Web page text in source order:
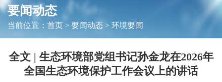
要闻动态
当前位置： 首页> 要闻动态 > 环境要闻
全文 | 生态环境部党组书记孙金龙在2026年
全国生态环境保护工作会议上的讲话